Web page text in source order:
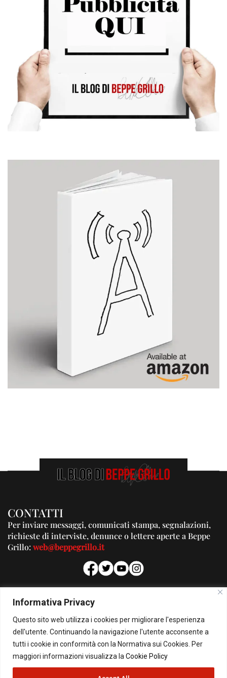
Informativa Privacy
Questo sito web utilizza i cookies per migliorare l'esperienza
dell'utente. Continuando la navigazione l'utente acconsente a
tutti i cookie in conformità con la Normativa sui Cookies. Per
maggiori informazioni visualizza la Cookie Policy
CONTATTI
Per inviare messaggi, comunicati stampa, segnalazioni,
richieste di interviste, denunce o lettere aperte a Beppe
Grillo:web@beppegrillo.it
PUBBLICITA'
Per la tua pubblicità su questo Blog:
pubblicita@beppegrillo.it